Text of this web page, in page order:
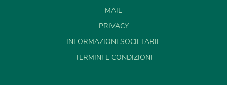
MAIL
PRIVACY
INFORMAZIONI SOCIETARIE
TERMINI E CONDIZIONI